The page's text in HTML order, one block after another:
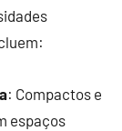
: Compactos e
espaços